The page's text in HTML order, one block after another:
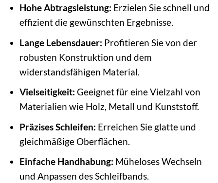
Hohe Abtragsleistung: Erzielen Sie schnell und
effizient die gewünschten Ergebnisse.
Lange Lebensdauer: Profitieren Sie von der
robusten Konstruktion und dem
widerstandsfähigen Material.
Vielseitigkeit: Geeignet für eine Vielzahl von
Materialien wie Holz, Metall und Kunststoff.
Präzises Schleifen: Erreichen Sie glatte und
gleichmäßige Oberflächen.
Einfache Handhabung: Müheloses Wechseln
und Anpassen des Schleifbands.